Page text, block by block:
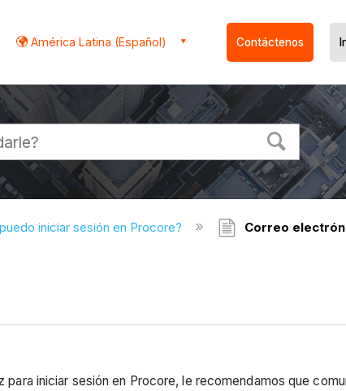
América Latina (Español) Contáctenos
iniciar sesión en Procore? Correo
iniciar sesión en Procore, le recomendamos que